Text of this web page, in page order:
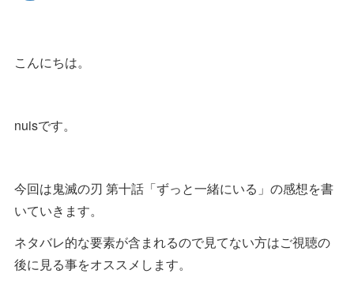
こんにちは。
nuisです。
今回は鬼滅の刃 第十話「ずっと一緒にいる」の感想を書
いていきます。
ネタバレ的な要素が含まれるので見てない方はご視聴の
後に見る事をオススメします。